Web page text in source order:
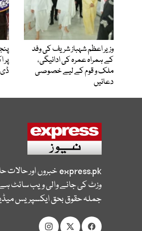
وزیر اعظم شہباز شریف کی وفد
کے ہمراہ عمرہ کی ادائیگی،
ملک و قوم کے لیے خصوصی
دعائیں
پر
ڈی
express.pkخبروں اور
وزٹ کی جانے والی ویب سائٹ
جملہ حقوق بحق ایکسپریس